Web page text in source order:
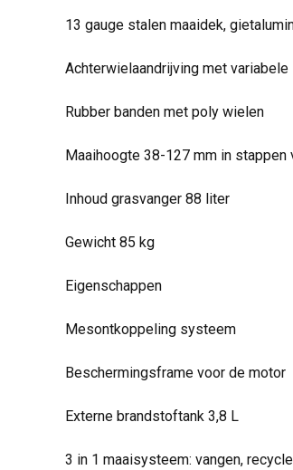
13 gauge stalen maaidek,
Achterwielaandrijving met
Rubber banden met poly wielen
Maaihoogte 38-127 mm in stappen
Inhoud grasvanger 88 liter
Gewicht 85 kg
Eigenschappen
Mesontkoppeling systeem
Beschermingsframe voor de motor
Externe brandstoftank 3,8 L
3 in 1 maaisysteem: vangen,